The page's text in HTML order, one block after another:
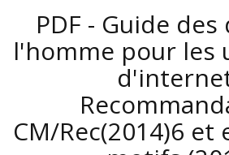
PDF - Guide
l'homme pour les
CM/Rec(2014)6 et